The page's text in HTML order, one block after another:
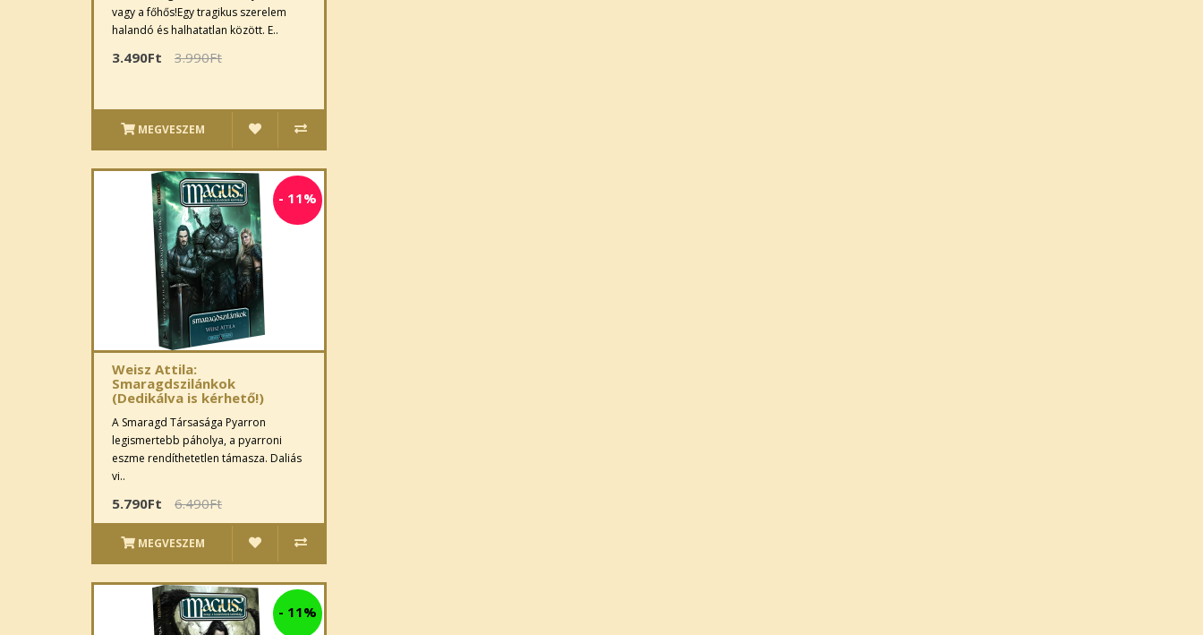
vagy a főhős!Egy tragikus szerelem
halandó és halhatatlan között. E..
3.490Ft 3.990Ft
MEGVESZEM
- 11%
Weisz Attila:
Smaragdszilánkok
(Dedikálva is kérhető!)
A Smaragd Társasága Pyarron
legismertebb páholya, a pyarroni
eszme rendíthetetlen támasza. Daliás
vi..
5.790Ft 6.490Ft
MEGVESZEM
- 11%